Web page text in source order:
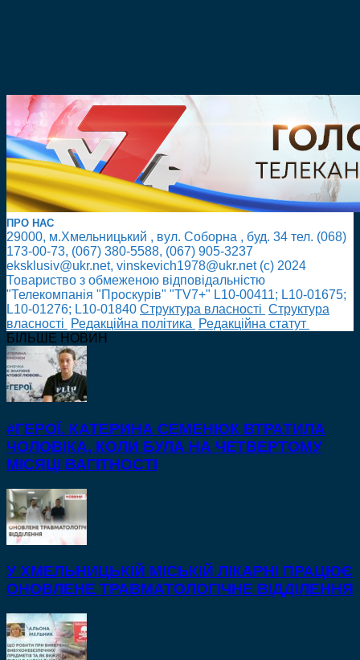
ПРО НАС
29000, м.Хмельницький , вул. Соборна , буд. 34 тел. (068)
173-00-73, (067) 380-5588, (067) 905-3237
eksklusiv@ukr.net, vinskevich1978@ukr.net (с) 2024
Товариство з обмеженою відповідальністю
"Телекомпанія "Проскурів" "TV7+" L10-00411; L10-01675;
L10-01276; L10-01840 Cтруктура власності Cтруктура
власності
Редакційна політика
Редакційна статут
БІЛЬШЕ НОВИН
#ГЕРОЇ. КАТЕРИНА СЕМЕНЮК ВТРАТИЛА
ЧОЛОВІКА, КОЛИ БУЛА НА ЧЕТВЕРТОМУ
МІСЯЦІ ВАГІТНОСТІ
У ХМЕЛЬНИЦЬКІЙ МІСЬКІЙ ЛІКАРНІ ПРАЦЮЄ
ОНОВЛЕНЕ ТРАВМАТОЛОГІЧНЕ ВІДДІЛЕННЯ